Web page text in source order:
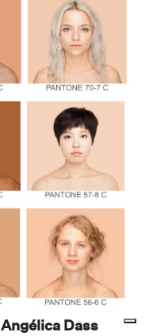
Angélica Dass